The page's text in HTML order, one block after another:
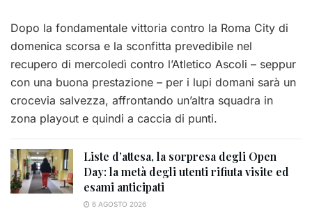
Dopo la fondamentale vittoria contro la Roma City di
domenica scorsa e la sconfitta prevedibile nel
recupero di mercoledì contro l’Atletico Ascoli – seppur
con una buona prestazione – per i lupi domani sarà un
crocevia salvezza, affrontando un’altra squadra in
zona playout e quindi a caccia di punti.
Liste d’attesa, la sorpresa degli Open
Day: la metà degli utenti rifiuta visite ed
esami anticipati
6 AGOSTO 2026